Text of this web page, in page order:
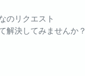
のリクエスト
解決してみませんか？